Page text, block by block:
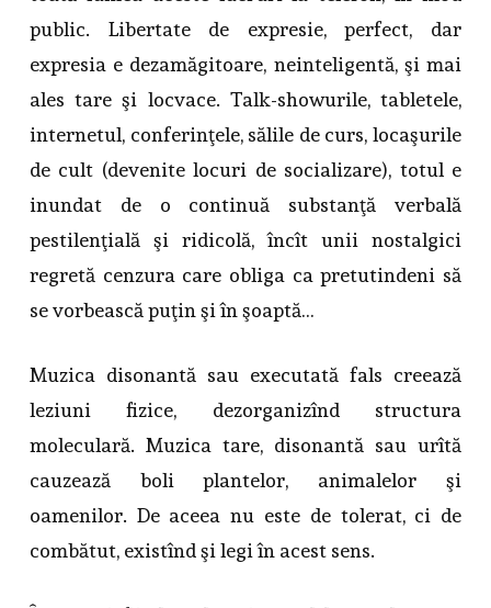
public. Libertate de expresie, perfect, dar
expresia e dezamăgitoare, neinteligentă, şi mai
ales tare şi locvace. Talk-showurile, tabletele,
internetul, conferinţele, sălile de curs, locaşurile
de cult (devenite locuri de socializare), totul e
inundat de o continuă substanţă verbală
pestilenţială şi ridicolă, încît unii nostalgici
regretă cenzura care obliga ca pretutindeni să
se vorbească puţin şi în şoaptă…
Muzica disonantă sau executată fals creează
leziuni fizice, dezorganizînd structura
moleculară. Muzica tare, disonantă sau urîtă
cauzează boli plantelor, animalelor şi
oamenilor. De aceea nu este de tolerat, ci de
combătut, existînd şi legi în acest sens.